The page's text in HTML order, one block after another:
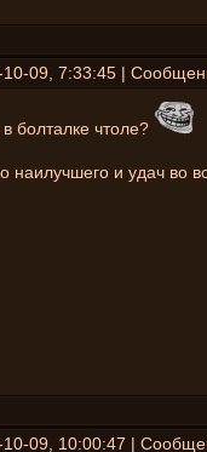
10-09, 7:33:45 |
болталке чтоле?
наилучшего и удач во
10-09, 10:00:47 |